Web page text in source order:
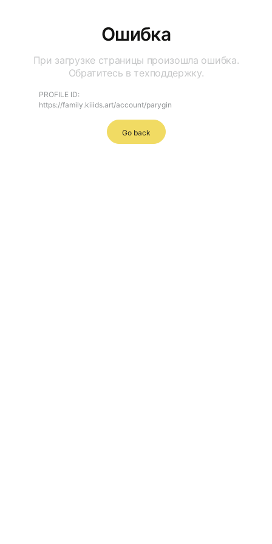
Ошибка
При загрузке страницы произошла ошибка.
Обратитесь в техподдержку.
PROFILE ID:
https://family.kiiids.art/account/parygin
Go back